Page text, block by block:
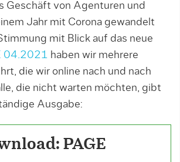
Geschäft von Agenturen und
Jahr mit Corona gewandelt
mit Blick auf das neue
04.2021 haben wir mehrere
die wir online nach und nach
die nicht warten möchten, gibt
Ausgabe:
PAGE